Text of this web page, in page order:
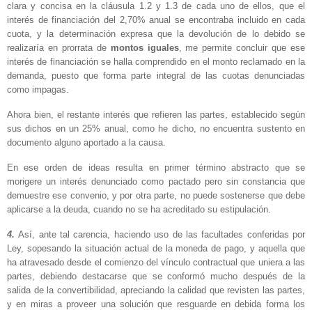
clara y concisa en la cláusula 1.2 y 1.3 de cada uno de ellos, que el
interés de financiación del 2,70% anual se encontraba incluido en cada
cuota, y la determinación expresa que la devolución de lo debido se
realizaría en prorrata de montos iguales, me permite concluir que ese
interés de financiación se halla comprendido en el monto reclamado en la
demanda, puesto que forma parte integral de las cuotas denunciadas
como impagas.
Ahora bien, el restante interés que refieren las partes, establecido según
sus dichos en un 25% anual, como he dicho, no encuentra sustento en
documento alguno aportado a la causa.
En ese orden de ideas resulta en primer término abstracto que se
morigere un interés denunciado como pactado pero sin constancia que
demuestre ese convenio, y por otra parte, no puede sostenerse que debe
aplicarse a la deuda, cuando no se ha acreditado su estipulación.
4.Así, ante tal carencia, haciendo uso de las facultades conferidas por
Ley, sopesando la situación actual de la moneda de pago, y aquella que
ha atravesado desde el comienzo del vínculo contractual que uniera a las
partes, debiendo destacarse que se conformó mucho después de la
salida de la convertibilidad, apreciando la calidad que revisten las partes,
y en miras a proveer una solución que resguarde en debida forma los